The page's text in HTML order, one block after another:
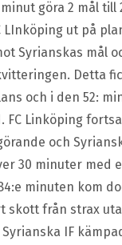
göra 2 mål till
LInköping ut på
Syrianskas mål
Detta
och i den 52:
FC Linköping
och
30 minuter med
minuten kom
skott från strax
IF